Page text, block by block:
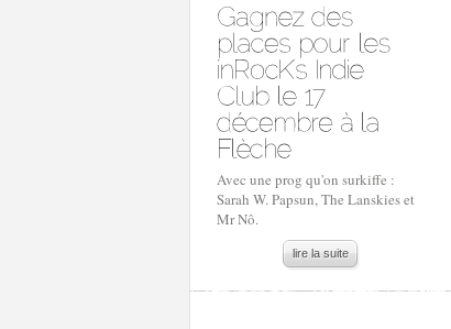
Avec une prog qu'on surkiffe :
Sarah W. Papsun, The Lanskies et
Mr Nô.
lire la suite